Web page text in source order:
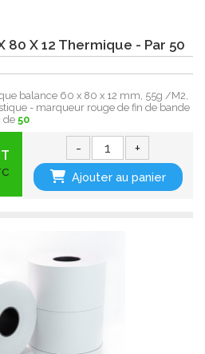
80 X 12 Thermique - Par 50
balance 60 x 80 x 12 mm, 55g /M2,
- marqueur rouge de fin de bande
de 50
- +
Ajouter au panier